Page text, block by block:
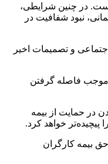
در چنین شرایطی،
نبود شفافیت در
و تصمیمات اخیر
موجب فاصله گرفتن
در حمایت از بیمه
خواهد کرد.
بیمه کارگران